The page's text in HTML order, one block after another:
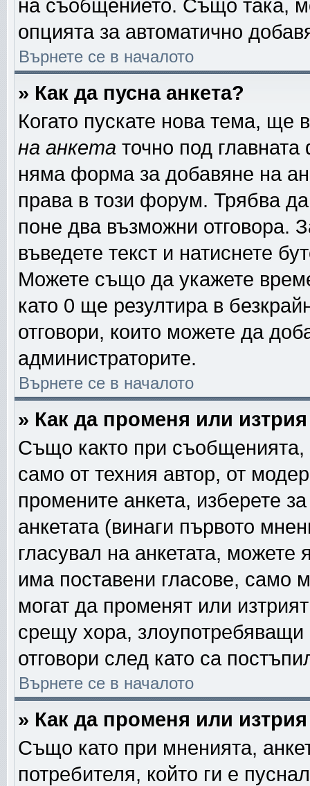
на съобщението. Също така,
опцията за автоматично
Върнете се в началото
» Как да пусна анкета?
Когато пускате нова тема,
на анкета точно под
няма форма за добавяне на
права в този форум. Трябва
поне два възможни отговора.
въведете текст и натиснете
Можете също да укажете
като 0 ще резултира в
отговори, които можете да
администраторите.
Върнете се в началото
» Как да променя или изтрия
Също както при съобщенията,
само от техния автор, от
промените анкета, изберете
анкетата (винаги първото
гласувал на анкетата, можете
има поставени гласове, само
могат да променят или
срещу хора,
отговори след като са
Върнете се в началото
» Как да променя или изтрия
Също като при мненията,
потребителя, който ги е